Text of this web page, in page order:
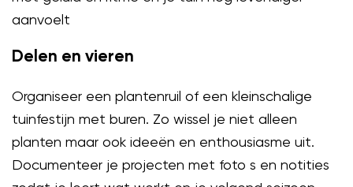
aanvoelt
Delen en vieren
Organiseer een plantenruil of een kleinschalige
tuinfestijn met buren. Zo wissel je niet alleen
planten maar ook ideeën en enthousiasme uit.
Documenteer je projecten met foto s en notities